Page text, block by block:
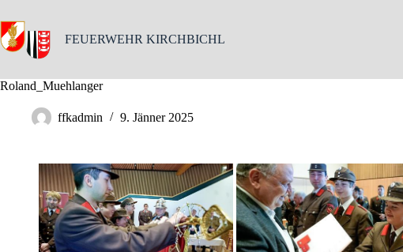
to
content
FEUERWEHR KIRCHBICHL
Roland_Muehlanger
ffkadmin 9. Jänner 2025